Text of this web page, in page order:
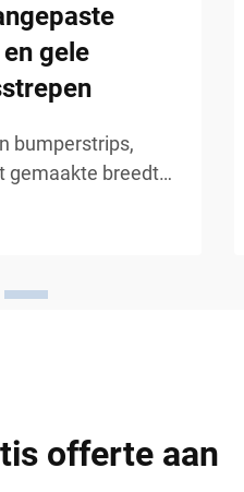
gele
bumperstrips,
gemaakte breedte,
van wanden
Industriële
offerte aan